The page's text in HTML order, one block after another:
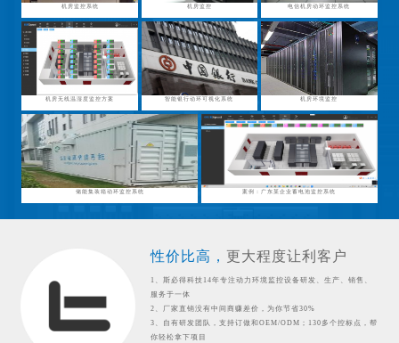
机房监控系统 机房监控 电信机房动环监控系统
机房无线温湿度监控方案 智能银行动环可视化系统 机房环境监控
储能集装箱动环监控系统 案例：广东某企业蓄电池监控系统
性价比高， 更大程度让利客户
1、斯必得科技14年专注动力环境监控设备研发、生产、销售、
服务于一体
2、厂家直销没有中间商赚差价，为你节省30%
3、自有研发团队，支持订做和OEM/ODM；130多个控标点，帮
你轻松拿下项目